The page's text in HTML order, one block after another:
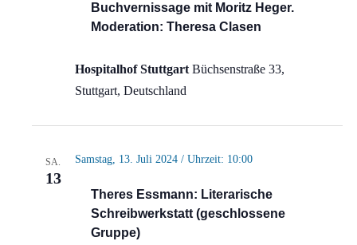
Buchvernissage mit Moritz Heger.
Moderation: Theresa Clasen
Hospitalhof Stuttgart Büchsenstraße 33,
Stuttgart, Deutschland
SA.
13
Theres Essmann: Literarische
Schreibwerkstatt (geschlossene
Gruppe)
Samstag, 13. Juli 2024 / Uhrzeit: 10:00